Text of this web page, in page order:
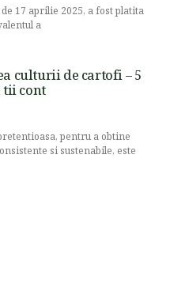
17 aprilie 2025, a fost platita
a
culturii de cartofi – 5
tii cont
pentru a obtine
si sustenabile, este